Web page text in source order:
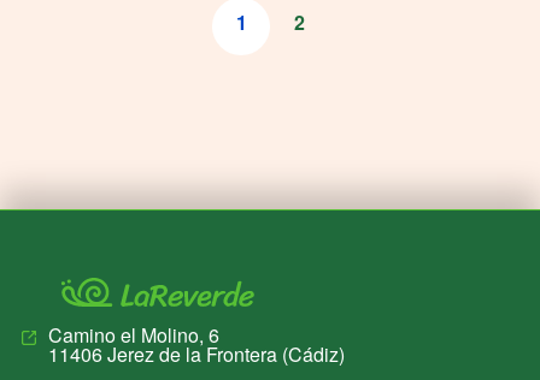
1 2
Camino el Molino, 6
11406Jerez de la Frontera (Cádiz)